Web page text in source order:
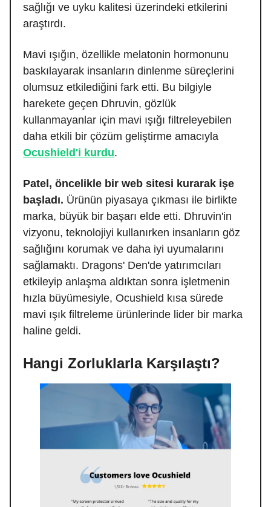
sağlığı ve uyku kalitesi üzerindeki etkilerini
araştırdı.
Mavi ışığın, özellikle melatonin hormonunu
baskılayarak insanların dinlenme süreçlerini
olumsuz etkilediğini fark etti. Bu bilgiyle
harekete geçen Dhruvin, gözlük
kullanmayanlar için mavi ışığı filtreleyebilen
daha etkili bir çözüm geliştirme amacıyla
Ocushield'i kurdu.
Patel, öncelikle bir web sitesi kurarak işe
başladı. Ürünün piyasaya çıkması ile birlikte
marka, büyük bir başarı elde etti. Dhruvin'in
vizyonu, teknolojiyi kullanırken insanların göz
sağlığını korumak ve daha iyi uyumalarını
sağlamaktı. Dragons' Den'de yatırımcıları
etkileyip anlaşma aldıktan sonra işletmenin
hızla büyümesiyle, Ocushield kısa sürede
mavi ışık filtreleme ürünlerinde lider bir marka
haline geldi.
Hangi Zorluklarla Karşılaştı?